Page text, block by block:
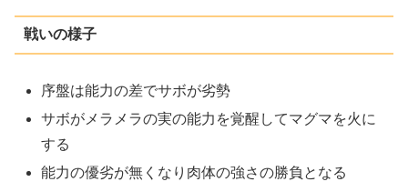
戦いの様子
序盤は能力の差でサボが劣勢
サボがメラメラの実の能力を覚醒してマグマを火に
する
能力の優劣が無くなり肉体の強さの勝負となる